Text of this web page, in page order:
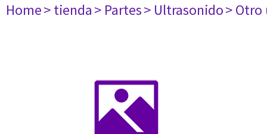
Home> tienda> Partes> Ultrasonido>